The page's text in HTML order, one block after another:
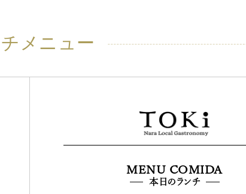
メニュー
MENU COMIDA
本日のランチ